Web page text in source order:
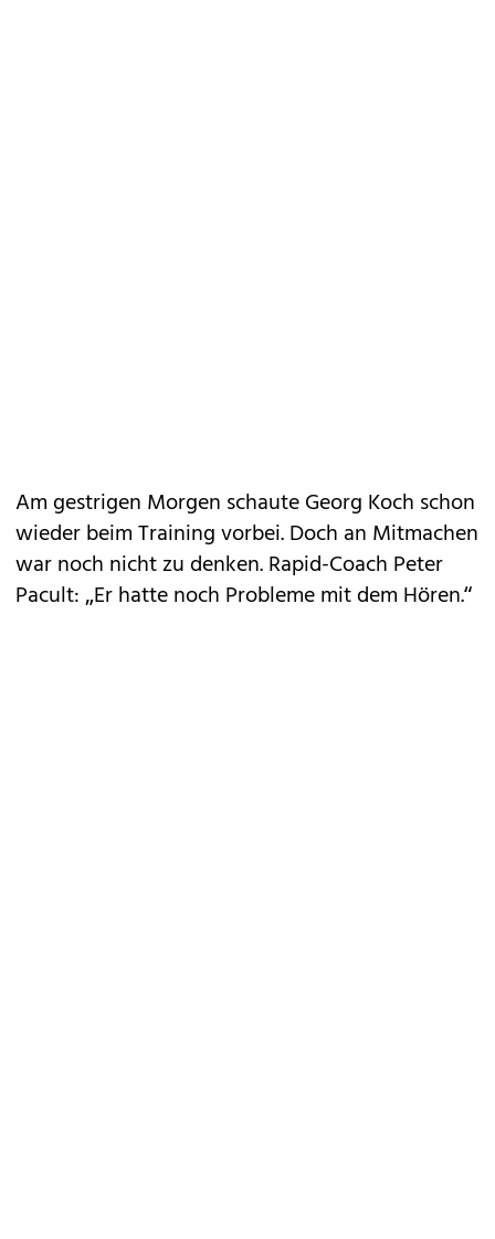
Am gestrigen Morgen schaute Georg Koch schon
wieder beim Training vorbei. Doch an Mitmachen
war noch nicht zu denken. Rapid-Coach Peter
Pacult: „Er hatte noch Probleme mit dem Hören.“